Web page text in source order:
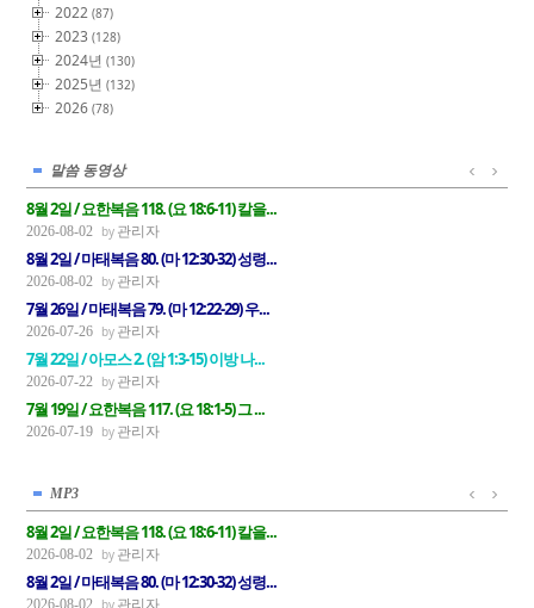
2022(87)
2023(128)
2024년(130)
2025년(132)
2026(78)
말씀 동영상
8월 2일 / 요한복음 118. (요 18:6-11) 칼을...
2026-08-02 관리자
8월 2일 / 마태복음 80. (마 12:30-32) 성령...
2026-08-02 관리자
7월 26일 / 마태복음 79. (마 12:22-29) 우...
2026-07-26 관리자
7월 22일 / 아모스 2. (암 1:3-15) 이방 나...
2026-07-22 관리자
7월 19일 / 요한복음 117. (요 18:1-5) 그 ...
2026-07-19 관리자
MP3
8월 2일 / 요한복음 118. (요 18:6-11) 칼을...
2026-08-02 관리자
8월 2일 / 마태복음 80. (마 12:30-32) 성령...
2026-08-02 관리자